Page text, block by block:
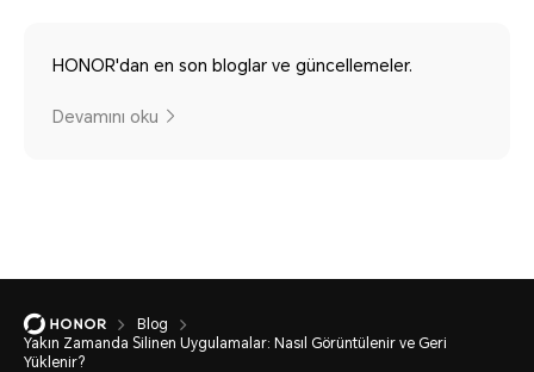
HONOR'dan en son bloglar ve güncellemeler.
Devamını oku
Blog
Yakın Zamanda Silinen Uygulamalar: Nasıl Görüntülenir ve Geri
Yüklenir?